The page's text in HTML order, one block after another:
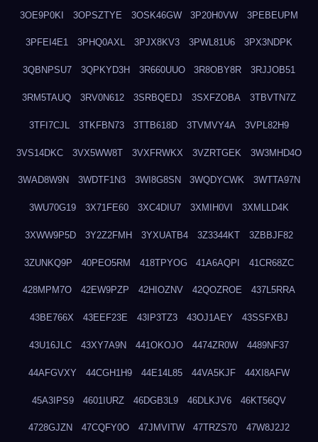
3OE9P0KI 3OPSZTYE 3OSK46GW 3P20H0VW 3PEBEUPM
3PFEI4E1 3PHQ0AXL 3PJX8KV3 3PWL81U6 3PX3NDPK
3QBNPSU7 3QPKYD3H 3R660UUO 3R8OBY8R 3RJJOB51
3RM5TAUQ 3RV0N612 3SRBQEDJ 3SXFZOBA 3TBVTN7Z
3TFI7CJL 3TKFBN73 3TTB618D 3TVMVY4A 3VPL82H9
3VS14DKC 3VX5WW8T 3VXFRWKX 3VZRTGEK 3W3MHD4O
3WAD8W9N 3WDTF1N3 3WI8G8SN 3WQDYCWK 3WTTA97N
3WU70G19 3X71FE60 3XC4DIU7 3XMIH0VI 3XMLLD4K
3XWW9P5D 3Y2Z2FMH 3YXUATB4 3Z3344KT 3ZBBJF82
3ZUNKQ9P 40PEO5RM 418TPYOG 41A6AQPI 41CR68ZC
428MPM7O 42EW9PZP 42HIOZNV 42QOZROE 437L5RRA
43BE766X 43EEF23E 43IP3TZ3 43OJ1AEY 43SSFXBJ
43U16JLC 43XY7A9N 441OKOJO 4474ZR0W 4489NF37
44AFGVXY 44CGH1H9 44E14L85 44VA5KJF 44XI8AFW
45A3IPS9 4601IURZ 46DGB3L9 46DLKJV6 46KT56QV
4728GJZN 47CQFY0O 47JMVITW 47TRZS70 47W8J2J2